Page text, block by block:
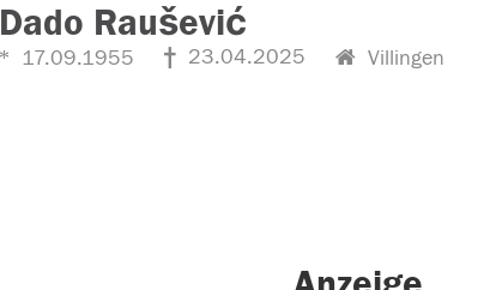
Dado Raušević
17.09.1955 23.04.2025 Villingen